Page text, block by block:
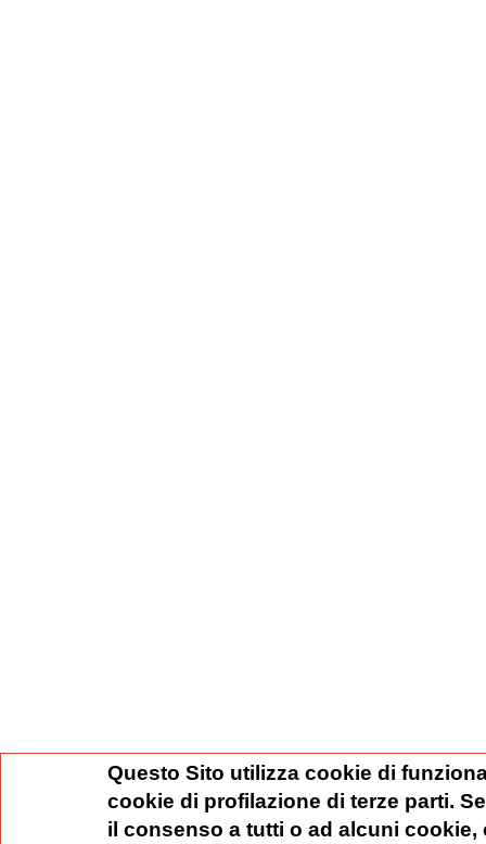
Questo Sito utilizza cookie di
cookie di profilazione di terze parti.
il consenso a tutti o ad alcuni